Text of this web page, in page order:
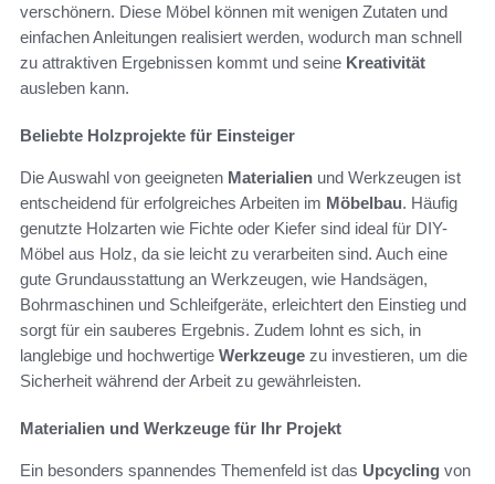
verschönern. Diese Möbel können mit wenigen Zutaten und
einfachen Anleitungen realisiert werden, wodurch man schnell
zu attraktiven Ergebnissen kommt und seine Kreativität
ausleben kann.
Beliebte Holzprojekte für Einsteiger
Die Auswahl von geeigneten Materialien und Werkzeugen ist
entscheidend für erfolgreiches Arbeiten im Möbelbau. Häufig
genutzte Holzarten wie Fichte oder Kiefer sind ideal für DIY-
Möbel aus Holz, da sie leicht zu verarbeiten sind. Auch eine
gute Grundausstattung an Werkzeugen, wie Handsägen,
Bohrmaschinen und Schleifgeräte, erleichtert den Einstieg und
sorgt für ein sauberes Ergebnis. Zudem lohnt es sich, in
langlebige und hochwertige Werkzeuge zu investieren, um die
Sicherheit während der Arbeit zu gewährleisten.
Materialien und Werkzeuge für Ihr Projekt
Ein besonders spannendes Themenfeld ist das Upcycling von